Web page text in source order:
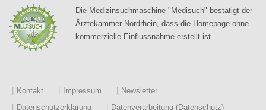
Die Medizinsuchmaschine "Medisuch" bestätigt der
Ärztekammer Nordrhein, dass die Homepage ohne
kommerzielle Einflussnahme erstellt ist.
Kontakt Impressum
Newsletter
Datenschutzerklärung
Datenverarbeitung (Datenschutz)